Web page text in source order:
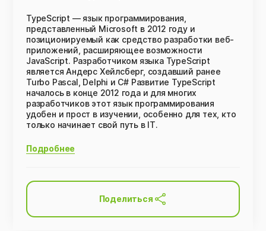
TypeScript — язык программирования,
представленный Microsoft в 2012 году и
позиционируемый как средство разработки веб-
приложений, расширяющее возможности
JavaScript. Разработчиком языка TypeScript
является Андерс Хейлсберг, создавший ранее
Turbo Pascal, Delphi и C# Развитие TypeScript
началось в конце 2012 года и для многих
разработчиков этот язык программирования
удобен и прост в изучении, особенно для тех, кто
только начинает свой путь в IT.
Подробнее
Поделиться